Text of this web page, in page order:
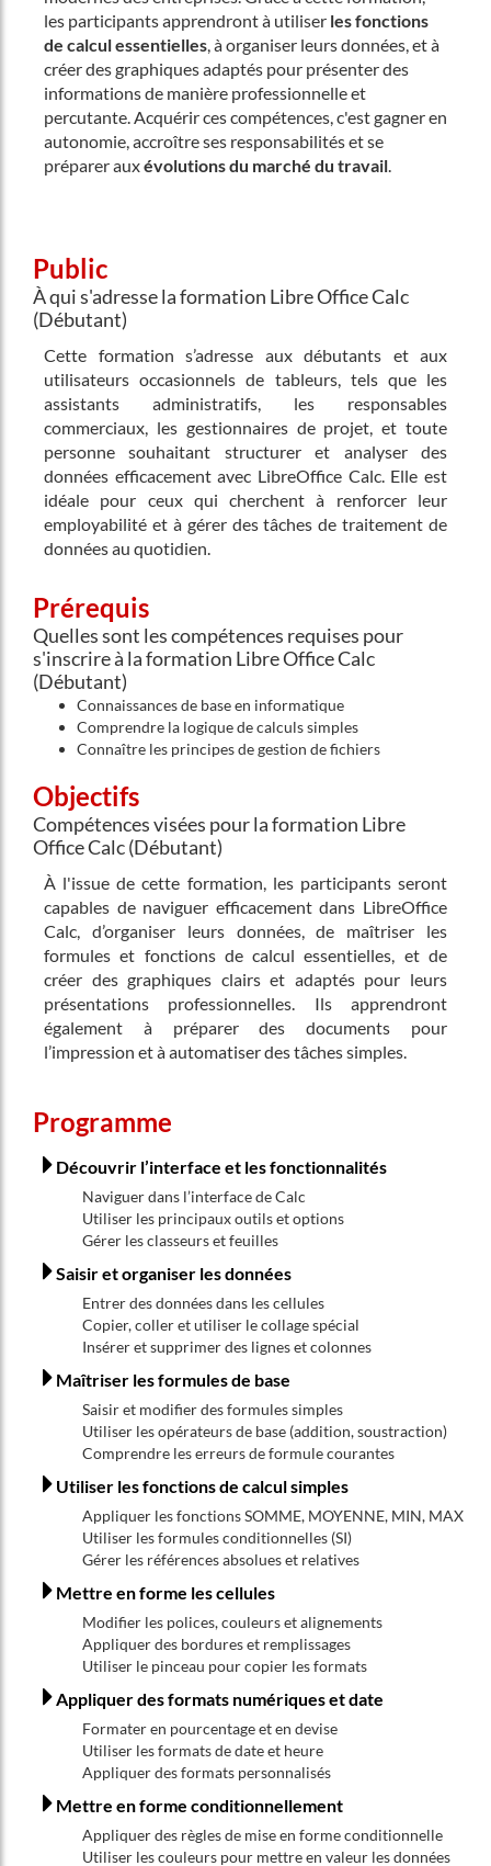
les participants apprendront à utiliser les fonctions
de calcul essentielles, à organiser leurs données, et à
créer des graphiques adaptés pour présenter des
informations de manière professionnelle et
percutante. Acquérir ces compétences, c'est gagner en
autonomie, accroître ses responsabilités et se
préparer auxévolutions du marché du travail.
Public
À qui s'adresse la formation Libre Office Calc
(Débutant)
Cette formation s’adresse aux débutants et aux
utilisateurs occasionnels de tableurs, tels que les
assistants administratifs, les responsables
commerciaux, les gestionnaires de projet, et toute
personne souhaitant structurer et analyser des
données efficacement avec LibreOffice Calc. Elle est
idéale pour ceux qui cherchent à renforcer leur
employabilité et à gérer des tâches de traitement de
données au quotidien.
Prérequis
Quelles sont les compétences requises pour
s'inscrire à la formation Libre Office Calc
(Débutant)
Connaissances de base en informatique
Comprendre la logique de calculs simples
Connaître les principes de gestion de fichiers
Objectifs
Compétences visées pour la formation Libre
Office Calc (Débutant)
À l'issue de cette formation, les participants seront
capables de naviguer efficacement dans LibreOffice
Calc, d’organiser leurs données, de maîtriser les
formules et fonctions de calcul essentielles, et de
créer des graphiques clairs et adaptés pour leurs
présentations professionnelles. Ils apprendront
également à préparer des documents pour
l’impression et à automatiser des tâches simples.
Programme
Découvrir l’interface et les fonctionnalités
Naviguer dans l’interface de Calc
Utiliser les principaux outils et options
Gérer les classeurs et feuilles
Saisir et organiser les données
Entrer des données dans les cellules
Copier, coller et utiliser le collage spécial
Insérer et supprimer des lignes et colonnes
Maîtriser les formules de base
Saisir et modifier des formules simples
Utiliser les opérateurs de base (addition, soustraction)
Comprendre les erreurs de formule courantes
Utiliser les fonctions de calcul simples
Appliquer les fonctions SOMME, MOYENNE, MIN, MAX
Utiliser les formules conditionnelles (SI)
Gérer les références absolues et relatives
Mettre en forme les cellules
Modifier les polices, couleurs et alignements
Appliquer des bordures et remplissages
Utiliser le pinceau pour copier les formats
Appliquer des formats numériques et date
Formater en pourcentage et en devise
Utiliser les formats de date et heure
Appliquer des formats personnalisés
Mettre en forme conditionnellement
Appliquer des règles de mise en forme conditionnelle
Utiliser les couleurs pour mettre en valeur les données